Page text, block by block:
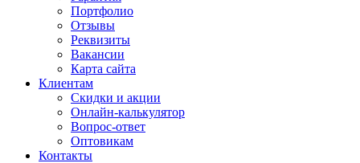
Портфолио
Отзывы
Реквизиты
Вакансии
Карта сайта
Клиентам
Скидки и акции
Онлайн-калькулятор
Вопрос-ответ
Оптовикам
Контакты